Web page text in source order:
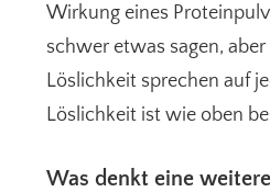
Wirkung eines
schwer etwas sagen,
Löslichkeit sprechen auf
Löslichkeit ist wie oben
Was denkt eine